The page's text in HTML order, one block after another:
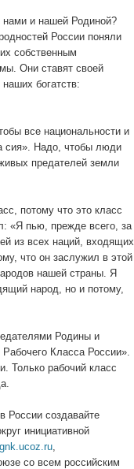
нами и нашей Родиной?
России поняли
собственным
Они ставят своей
богатств:
все национальности и
сия». Надо, чтобы люди
предателей земли
потому что это класс
«Я пью, прежде всего, за
из всех наций, входящих
что он заслужил в этой
нашей страны. Я
народ, но и потому,
Родины и
Класса России».
Только рабочий класс
России создавайте
инициативной
,
со всем российским